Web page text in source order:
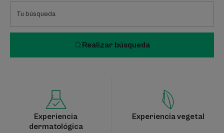
Realizar búsqueda
Experiencia
dermatológica
Experiencia vegetal